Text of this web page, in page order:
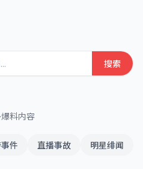
搜索
料内容
件 直播事故 明星绯闻